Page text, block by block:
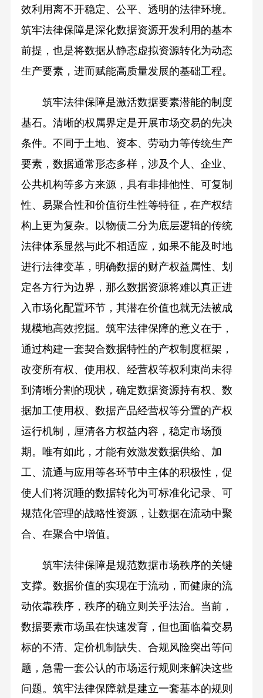
效利用离不开稳定、公平、透明的法律环境。
筑牢法律保障是深化数据资源开发利用的基本
前提，也是将数据从静态虚拟资源转化为动态
生产要素，进而赋能高质量发展的基础工程。
筑牢法律保障是激活数据要素潜能的制度
基石。清晰的权属界定是开展市场交易的先决
条件。不同于土地、资本、劳动力等传统生产
要素，数据通常形态多样，涉及个人、企业、
公共机构等多方来源，具有非排他性、可复制
性、易聚合性和价值衍生性等特征，在产权结
构上更为复杂。以物债二分为底层逻辑的传统
法律体系显然与此不相适应，如果不能及时地
进行法律变革，明确数据的财产权益属性、划
定各方行为边界，那么数据资源将难以真正进
入市场化配置环节，其潜在价值也就无法被成
规模地高效挖掘。筑牢法律保障的意义在于，
通过构建一套契合数据特性的产权制度框架，
改变所有权、使用权、经营权等权利束尚未得
到清晰分割的现状，确定数据资源持有权、数
据加工使用权、数据产品经营权等分置的产权
运行机制，厘清各方权益内容，稳定市场预
期。唯有如此，才能有效激发数据供给、加
工、流通与应用等各环节中主体的积极性，促
使人们将沉睡的数据转化为可标准化记录、可
规范化管理的战略性资源，让数据在流动中聚
合、在聚合中增值。
筑牢法律保障是规范数据市场秩序的关键
支撑。数据价值的实现在于流动，而健康的流
动依靠秩序，秩序的确立则关乎法治。当前，
数据要素市场虽在快速发育，但也面临着交易
标的不清、定价机制缺失、合规风险突出等问
题，急需一套公认的市场运行规则来解决这些
问题。筑牢法律保障就是建立一套基本的规则